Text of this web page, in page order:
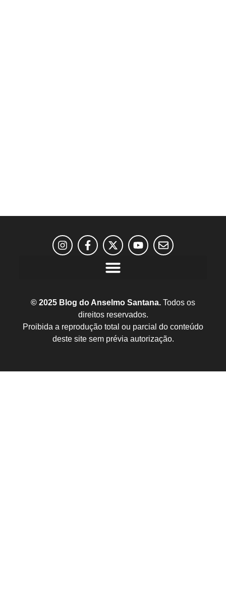
© 2025 Blog do Anselmo Santana. Todos os
direitos reservados.
Proibida a reprodução total ou parcial do conteúdo
deste site sem prévia autorização.